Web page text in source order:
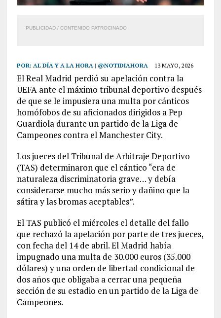
PUBLICIDAD / CONTENIDO PATROCINADO
POR: AL DÍA Y A LA HORA | @NOTIDIAHORA 13 MAYO, 2026
El Real Madrid perdió su apelación contra la
UEFA ante el máximo tribunal deportivo después
de que se le impusiera una multa por cánticos
homófobos de su aficionados dirigidos a Pep
Guardiola durante un partido de la Liga de
Campeones contra el Manchester City.
Los jueces del Tribunal de Arbitraje Deportivo
(TAS) determinaron que el cántico “era de
naturaleza discriminatoria grave… y debía
considerarse mucho más serio y dañino que la
sátira y las bromas aceptables”.
El TAS publicó el miércoles el detalle del fallo
que rechazó la apelación por parte de tres jueces,
con fecha del 14 de abril. El Madrid había
impugnado una multa de 30.000 euros (35.000
dólares) y una orden de libertad condicional de
dos años que obligaba a cerrar una pequeña
sección de su estadio en un partido de la Liga de
Campeones.